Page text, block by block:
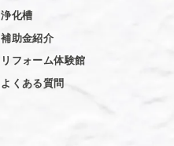
浄化槽
補助金紹介
リフォーム体験館
よくある質問